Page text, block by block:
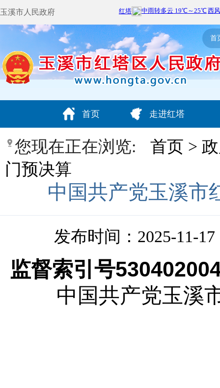
玉溪市人民政府
首
首页 走进红塔
您现在正在浏览: 首页 >
门预决算
中国共产党玉溪市
发布时间：2025-11-17
监督索引号
中国共产党玉溪